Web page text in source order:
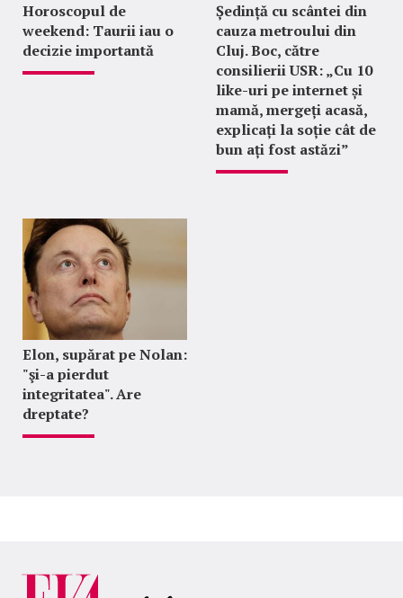
Horoscopul de
weekend: Taurii iau o
decizie importantă
Ședință cu scântei din
cauza metroului din
Cluj. Boc, către
consilierii USR: „Cu 10
like-uri pe internet și
mamă, mergeți acasă,
explicați la soție cât de
bun ați fost astăzi”
Elon, supărat pe Nolan:
"şi-a pierdut
integritatea". Are
dreptate?